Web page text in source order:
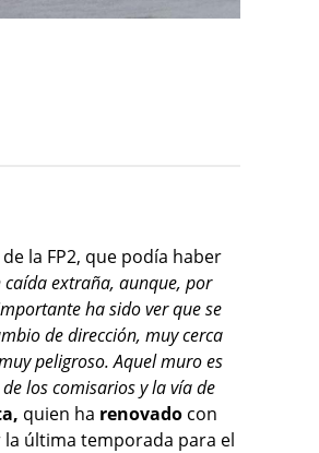
la FP2, que podía haber
extraña, aunque, por
ha sido ver que se
de dirección, muy cerca
peligroso. Aquel muro es
los comisarios y la vía de
quien ha renovado con
última temporada para el